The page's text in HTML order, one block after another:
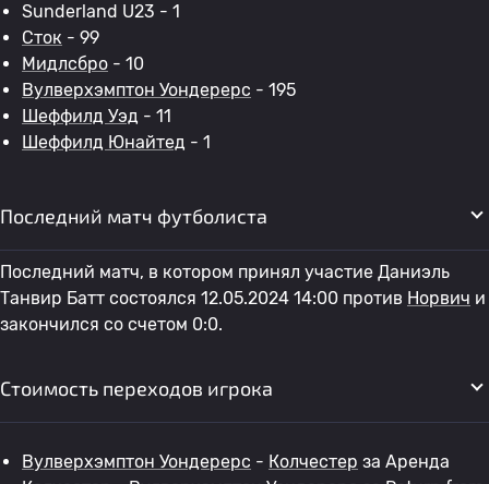
Sunderland U23 - 1
Сток - 99
Мидлсбро - 10
Вулверхэмптон Уондерерс - 195
Шеффилд Уэд - 11
Шеффилд Юнайтед - 1
Последний матч футболиста
Последний матч, в котором принял участие Даниэль
Танвир Батт состоялся 12.05.2024 14:00 против Норвич и
закончился со счетом 0:0.
Стоимость переходов игрока
Вулверхэмптон Уондерерс - Колчестер за Аренда